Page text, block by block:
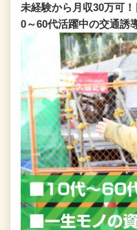
未経験から月収30万可
0～60代活躍中の交通誘